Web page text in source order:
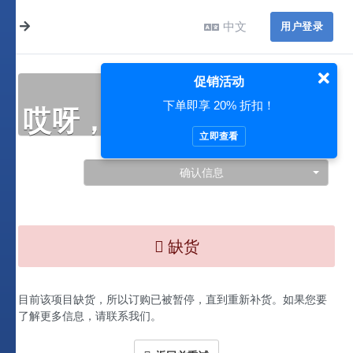
中文 用户登录
哎呀，此处出现了问题…
确认信息
缺货
目前该项目缺货，所以订购已被暂停，直到重新补货。如果您要
了解更多信息，请联系我们。
促销活动
下单即享 20% 折扣！
立即查看